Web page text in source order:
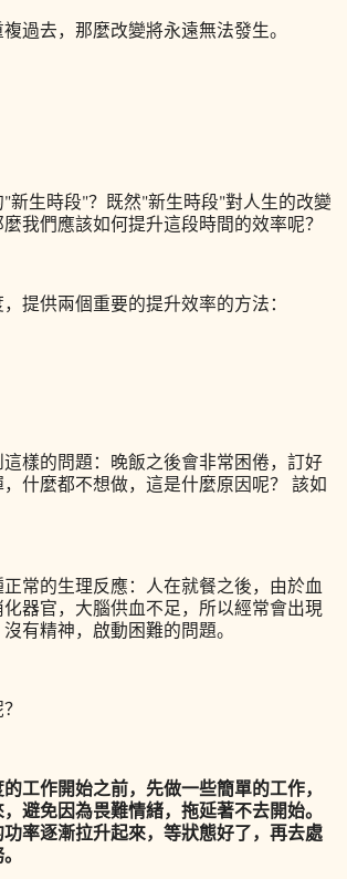
過去，那麼改變將永遠無法發生。
生時段"？ 既然"新生時段"對人生的改變
我們應該如何提升這段時間的效率呢？
提供兩個重要的提升效率的方法：
樣的問題：晚飯之後會非常困倦，訂好
什麼都不想做，這是什麼原因呢？ 該如
常的生理反應：人在就餐之後，由於血
器官，大腦供血不足，所以經常會出現
有精神，啟動困難的問題。
工作開始之前，先做一些簡單的工作，
避免因為畏難情緒，拖延著不去開始。
率逐漸拉升起來，等狀態好了，再去處